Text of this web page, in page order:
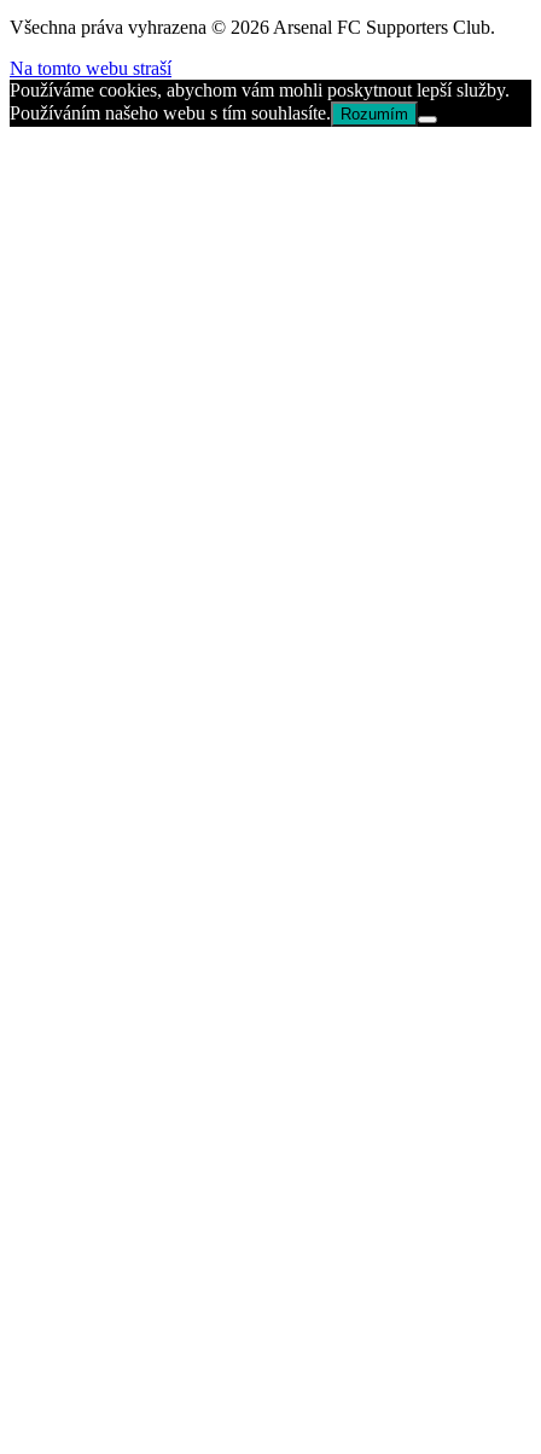
Všechna práva vyhrazena © 2026 Arsenal FC Supporters Club.
Na tomto webu straší
Používáme cookies, abychom vám mohli poskytnout lepší služby.
Používáním našeho webu s tím souhlasíte.
Rozumím